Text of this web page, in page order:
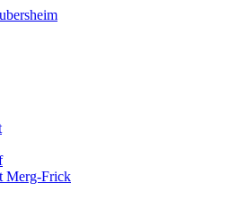
Merg-Frick